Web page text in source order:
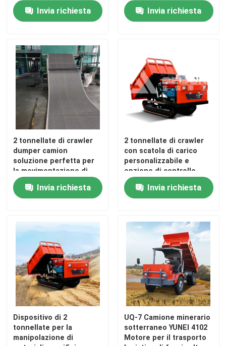
Casa
Video
Portatile In vendita
Invia richiesta
materiali
Invia richiesta
2 tonnellate di crawler
dumper camion
soluzione perfetta per
la movimentazione di
materiali pesanti
Invia richiesta
2 tonnellate di crawler
con scatola di carico
personalizzabile e
opzione di controllo
remoto
Invia richiesta
Dispositivo di 2
tonnellate per la
manipolazione di
UQ-7 Camione minerario
sotterraneo YUNEI 4102
Motore per il trasporto